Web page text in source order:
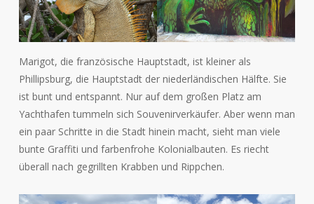
Marigot, die französische Hauptstadt, ist kleiner als
Phillipsburg, die Hauptstadt der niederländischen Hälfte. Sie
ist bunt und entspannt. Nur auf dem großen Platz am
Yachthafen tummeln sich Souvenirverkäufer. Aber wenn man
ein paar Schritte in die Stadt hinein macht, sieht man viele
bunte Graffiti und farbenfrohe Kolonialbauten. Es riecht
überall nach gegrillten Krabben und Rippchen.